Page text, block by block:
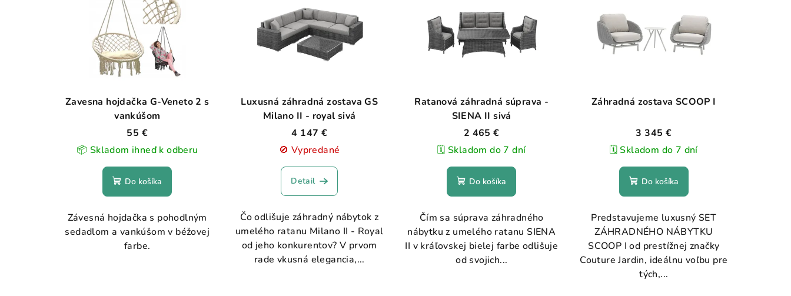
Zavesna hojdačka G-Veneto 2 s
vankúšom
55 €
📦 Skladom ihneď k odberu
Do košíka
Závesná hojdačka s pohodlným
sedadlom a vankúšom v béžovej
farbe.
Luxusná záhradná zostava GS
Milano II - royal sivá
4 147 €
🚫 Vypredané
Detail
Čo odlišuje záhradný nábytok z
umelého ratanu Milano II - Royal
od jeho konkurentov? V prvom
rade vkusná elegancia,...
Ratanová záhradná súprava -
SIENA II sivá
2 465 €
🗓️ Skladom do 7 dní
Do košíka
Čím sa súprava záhradného
nábytku z umelého ratanu SIENA
II v kráľovskej bielej farbe odlišuje
od svojich...
Záhradná zostava SCOOP I
3 345 €
🗓️ Skladom do 7 dní
Do košíka
Predstavujeme luxusný SET
ZÁHRADNÉHO NÁBYTKU
SCOOP I od prestížnej značky
Couture Jardin, ideálnu voľbu pre
tých,...